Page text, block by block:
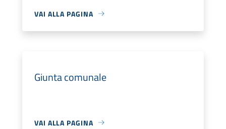
VAI ALLA PAGINA
Giunta comunale
VAI ALLA PAGINA